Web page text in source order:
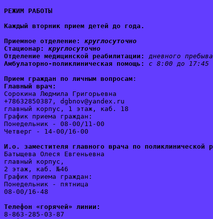
РЕЖИМ РАБОТЫ
Каждый вторник прием детей до года.
Приемное отделение:
круглосуточно
Стационар: круглосуточно
Отделение медицинской реабилитации:
дневного
Амбулаторно-поликлиническая помощь:
с 8:00 до 17:45
Прием граждан по личным вопросам :
Главный врач:
Сорокина Людмила Григорьевна
+78632850387, dgbnov@yandex.ru
главный корпус, 1 этаж, каб. 18
График приема граждан:
Понедельник - 08-00/11-00
Четверг - 14-00/16-00
И.о. заместителя главного врача по поликлинической
Батыщева Олеся Евгеньевна
главный корпус,
2 этаж, каб. №46
График приема граждан:
Понедельник - пятница
08-00/16-48
Телефон «горячей» линии:
8-863-285-03-87